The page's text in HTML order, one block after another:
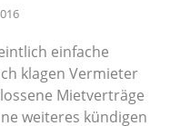
einfache
klagen Vermieter
Mietverträge
weiteres kündigen